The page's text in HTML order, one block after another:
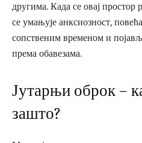
другима. Када се овај простор
се умањује анксиозност,
сопственим временом и
према обавезама.
Јутарњи оброк –
зашто?